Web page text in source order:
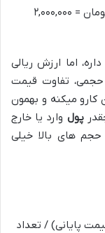
برای سهم ۲۰۰ تومانی: ۱۰,۰۰۰ سهم * ۲۰۰ تومان = ۲,۰۰۰,۰۰۰
اما ارزش ریالی
حجمی، تفاوت قیمت
کارو میکنه و بهمون
پول وارد یا خارج
های بالا خیلی
پایانی) / تعداد